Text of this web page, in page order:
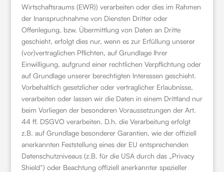
Wirtschaftsraums (EWR)) verarbeiten oder dies im Rahmen
der Inanspruchnahme von Diensten Dritter oder
Offenlegung, bzw. Übermittlung von Daten an Dritte
geschieht, erfolgt dies nur, wenn es zur Erfüllung unserer
(vor)vertraglichen Pflichten, auf Grundlage Ihrer
Einwilligung, aufgrund einer rechtlichen Verpflichtung oder
auf Grundlage unserer berechtigten Interessen geschieht.
Vorbehaltlich gesetzlicher oder vertraglicher Erlaubnisse,
verarbeiten oder lassen wir die Daten in einem Drittland nur
beim Vorliegen der besonderen Voraussetzungen der Art.
44 ff. DSGVO verarbeiten. D.h. die Verarbeitung erfolgt
z.B. auf Grundlage besonderer Garantien, wie der offiziell
anerkannten Feststellung eines der EU entsprechenden
Datenschutzniveaus (z.B. für die USA durch das „Privacy
Shield“) oder Beachtung offiziell anerkannter spezieller